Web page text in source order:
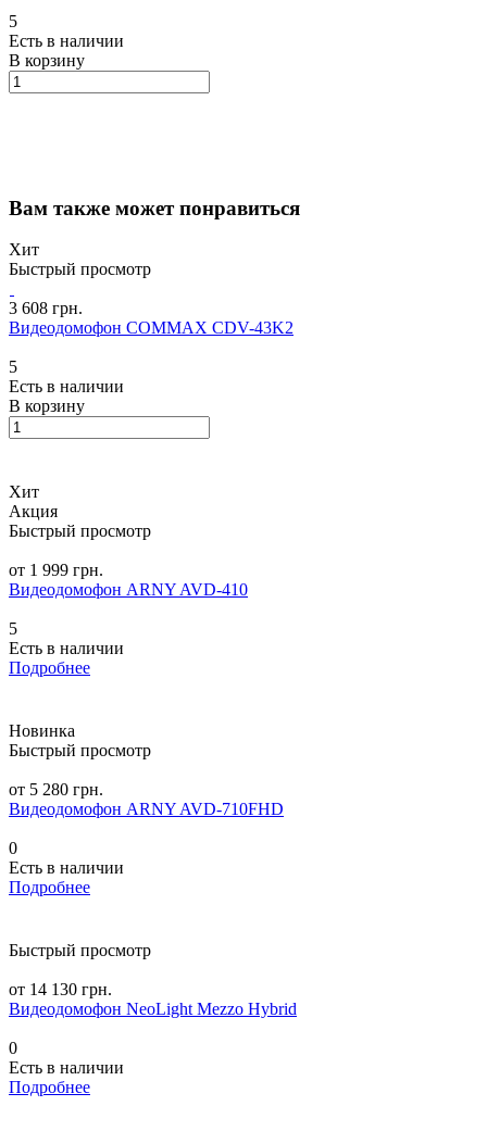
5
Есть в наличии
В корзину
Вам также может понравиться
Хит
Быстрый просмотр
3 608 грн.
Видеодомофон COMMAX CDV-43K2
5
Есть в наличии
В корзину
Хит
Акция
Быстрый просмотр
от 1 999 грн.
Видеодомофон ARNY AVD-410
5
Есть в наличии
Подробнее
Новинка
Быстрый просмотр
от 5 280 грн.
Видеодомофон ARNY AVD-710FHD
0
Есть в наличии
Подробнее
Быстрый просмотр
от 14 130 грн.
Видеодомофон NeoLight Mezzo Hybrid
0
Есть в наличии
Подробнее